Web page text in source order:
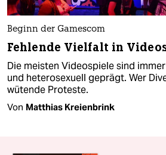
Beginn der Gamescom
Fehlende Vielfalt in
Die meisten Videospiele sind
und heterosexuell geprägt. Wer
wütende Proteste.
Von Matthias Kreienbrink